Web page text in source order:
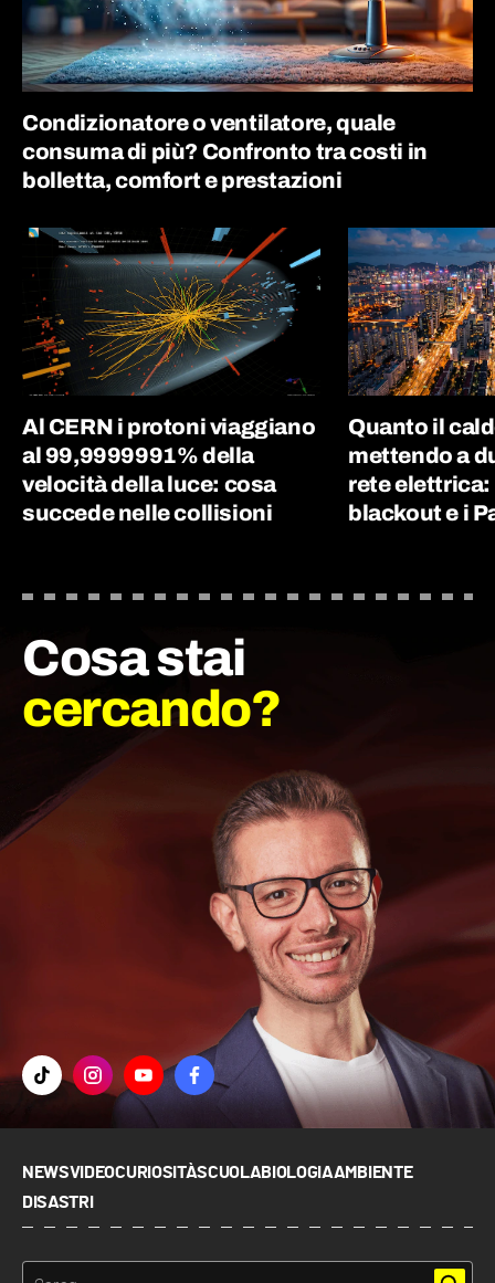
Condizionatore o ventilatore, quale
consuma di più? Confronto tra costi in
bolletta, comfort e prestazioni
Al CERN i protoni viaggiano
al 99,9999991% della
velocità della luce: cosa
succede nelle collisioni
Quanto il
mettendo a
rete elettrica:
blackout e i
Cosa stai
cercando?
NEWSVIDEOCURIOSITÀSCUOLABIOLOGIAAMBIENTE
DISASTRI